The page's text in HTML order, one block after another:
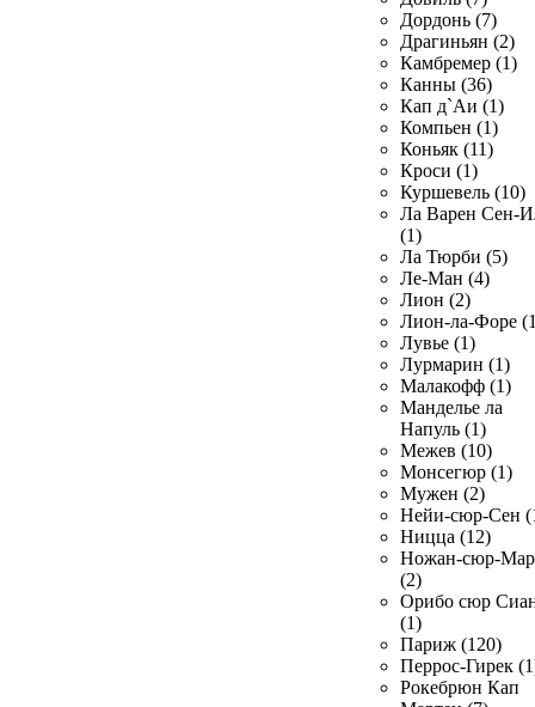
Дордонь (7)
Драгиньян (2)
Камбремер (1)
Канны (36)
Кап д`Аи (1)
Компьен (1)
Коньяк (11)
Кроси (1)
Куршевель (10)
Ла Варен Сен-
(1)
Ла Тюрби (5)
Ле-Ман (4)
Лион (2)
Лион-ла-Форе
Лувье (1)
Лурмарин (1)
Малакофф (1)
Манделье ла
Напуль (1)
Межев (10)
Монсегюр (1)
Мужен (2)
Нейи-сюр-Сен
Ницца (12)
Ножан-сюр-
(2)
Орибо сюр
(1)
Париж (120)
Перрос-Гирек
Рокебрюн Кап